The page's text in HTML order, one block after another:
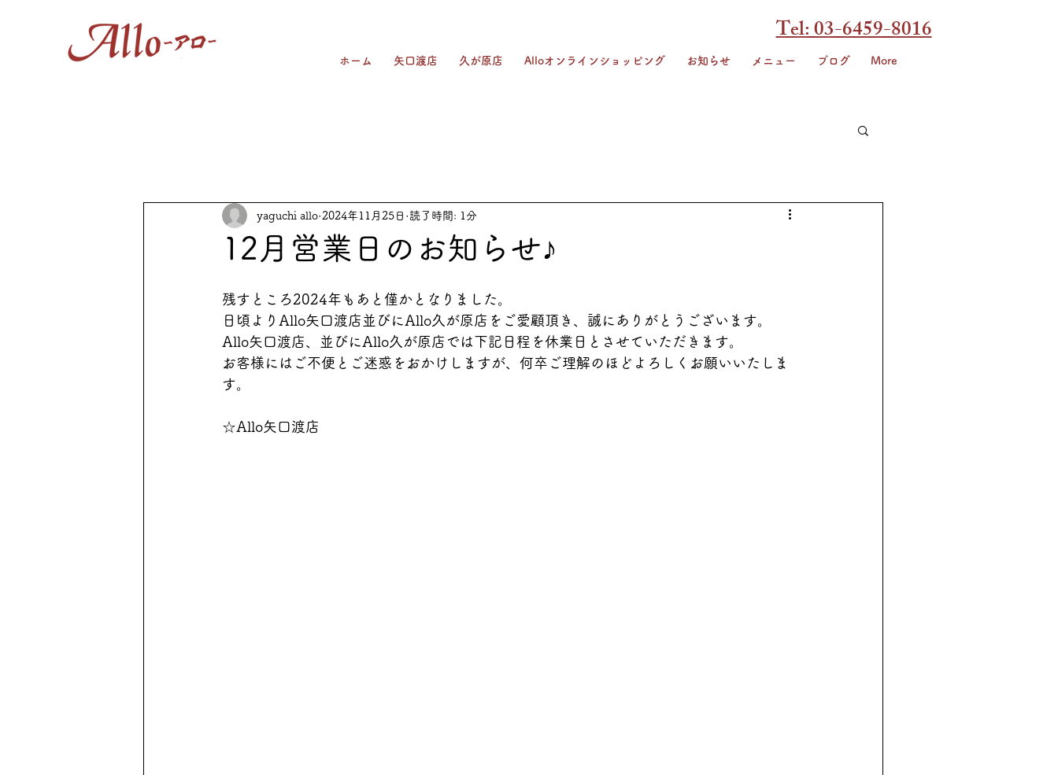
Tel: 03-6459-8016
ホーム 矢口渡店 久が原店 Alloオンラインショッピング お知らせ メニュー ブログ More
12月営業日のお知らせ♪
yaguchi allo 2024年11月25日 読了時間: 1分
残すところ2024年もあと僅かとなりました。
日頃よりAllo矢口渡店並びにAllo久が原店をご愛顧頂き、誠にありがとうございます。
Allo矢口渡店、並びにAllo久が原店では下記日程を休業日とさせていただきます。
お客様にはご不便とご迷惑をおかけしますが、何卒ご理解のほどよろしくお願いいたしま
す。
☆Allo矢口渡店